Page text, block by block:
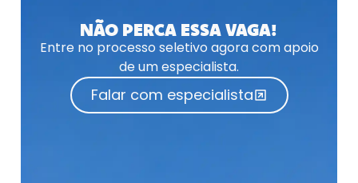
NÃO PERCA ESSA VAGA!
Entre no processo seletivo agora com apoio
de um especialista.
Falar com especialista